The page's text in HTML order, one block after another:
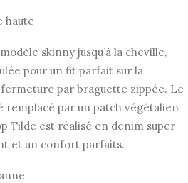
:
actuel
est :
74,50€.
haute
skinny jusqu’à la cheville,
pour un fit parfait sur la
par braguette zippée. Le
remplacé par un patch végétalien
Tilde est réalisé en denim super
et un confort parfaits.